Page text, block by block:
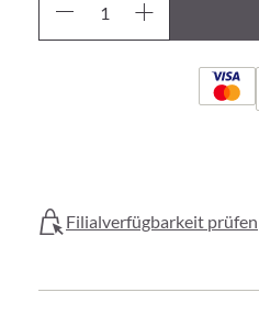
Filialverfügbarkeit prüfen